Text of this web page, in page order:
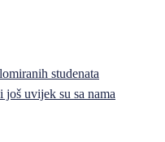
studenata
uvijek su sa nama